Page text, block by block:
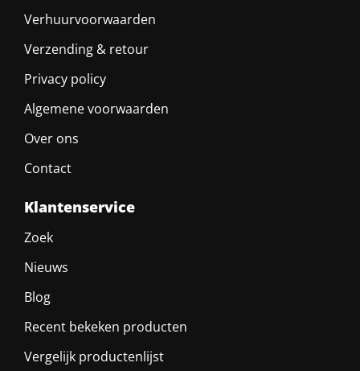
Verhuurvoorwaarden
Verzending & retour
Privacy policy
Algemene voorwaarden
Over ons
Contact
Klantenservice
Zoek
Nieuws
Blog
Recent bekeken producten
Vergelijk productenlijst